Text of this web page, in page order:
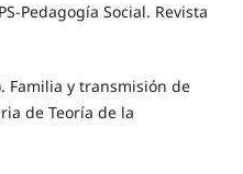
Pedagogía Social. Revista
Familia y transmisión de
de Teoría de la